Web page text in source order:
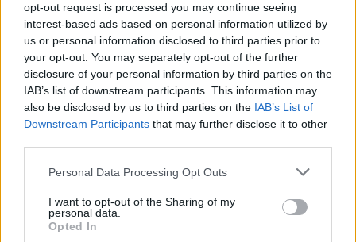
opt-out request is processed you may continue seeing
interest-based ads based on personal information utilized by
us or personal information disclosed to third parties prior to
your opt-out. You may separately opt-out of the further
disclosure of your personal information by third parties on the
IAB’s list of downstream participants. This information may
also be disclosed by us to third parties on the IAB’s List of
Downstream Participants that may further disclose it to other
Please note that this website/app uses one or more Google
not limited to your visit or usage behaviour. You may click to
grant or deny consent to Google and its third-party tags to
use your data for below specified purposes in below Google
Personal Data Processing Opt Outs
I want to opt-out of the Sharing of my
personal data.
Opted In
Από τον Κολοκοτρώνη μέχρι τον Μιαούλη: Πώς είναι
Επανάστασης του 1821
Ποια σώθηκαν και έγιναν μουσεία, ποια κατέληξαν